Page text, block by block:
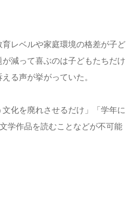
レベルや家庭環境の格差が子ど
減って喜ぶのは子どもたちだけ
る声が挙がっていた。
化を廃れさせるだけ」「学年に
学作品を読むことなどが不可能